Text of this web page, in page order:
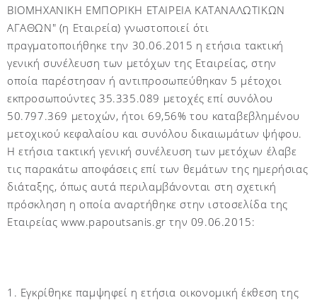
ΒΙΟΜΗΧΑΝΙΚΗ ΕΜΠΟΡΙΚΗ ΕΤΑΙΡΕΙΑ ΚΑΤΑΝΑΛΩΤΙΚΩΝ
ΑΓΑΘΩΝ" (η Εταιρεία) γνωστοποιεί ότι
πραγματοποιήθηκε την 30.06.2015 η ετήσια τακτική
γενική συνέλευση των μετόχων της Εταιρείας, στην
οποία παρέστησαν ή αντιπροσωπεύθηκαν 5 μέτοχοι
εκπροσωπούντες 35.335.089 μετοχές επί συνόλου
50.797.369 μετοχών, ήτοι 69,56% του καταβεβλημένου
μετοχικού κεφαλαίου και συνόλου δικαιωμάτων ψήφου.
Η ετήσια τακτική γενική συνέλευση των μετόχων έλαβε
τις παρακάτω αποφάσεις επί των θεμάτων της ημερήσιας
διάταξης, όπως αυτά περιλαμβάνονται στη σχετική
πρόσκληση η οποία αναρτήθηκε στην ιστοσελίδα της
Εταιρείας www.papoutsanis.gr την 09.06.2015:
1. Εγκρίθηκε παμψηφεί η ετήσια οικονομική έκθεση της